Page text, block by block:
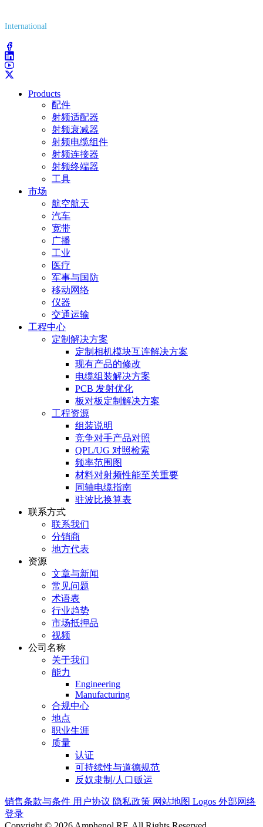
International
Products
配件
射频适配器
射频衰减器
射频电缆组件
射频连接器
射频终端器
工具
市场
航空航天
汽车
宽带
广播
工业
医疗
军事与国防
移动网络
仪器
交通运输
工程中心
定制解决方案
定制相机模块互连解决方案
现有产品的修改
电缆组装解决方案
PCB 发射优化
板对板定制解决方案
工程资源
组装说明
竞争对手产品对照
QPL/UG 对照检索
频率范围图
材料对射频性能至关重要
同轴电缆指南
驻波比换算表
联系方式
联系我们
分销商
地方代表
资源
文章与新闻
常见问题
术语表
行业趋势
市场抵押品
视频
公司名称
关于我们
能力
Engineering
Manufacturing
合规中心
地点
职业生涯
质量
认证
可持续性与道德规范
反奴隶制/人口贩运
销售条款与条件 用户协议 隐私政策 网站地图 Logos 外部网络
登录